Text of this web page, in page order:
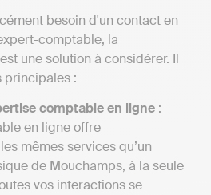
besoin d'un contact en
comptable, la
une solution à considérer. Il
principales :
comptable en ligne :
en ligne offre
mêmes services qu’un
de Mouchamps, à la seule
vos interactions se